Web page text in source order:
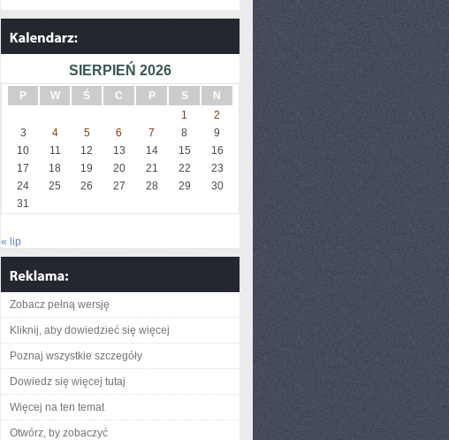
SIERPIEŃ 2026
P W Ś C P S
N
1
2
3
4 5 6 7 8
9
10
11 12 13 14 15
16
17
18 19 20 21 22
23
24
25 26 27 28 29
30
31
« lip
Zobacz pełną wersję
Kliknij, aby dowiedzieć się więcej
Poznaj wszystkie szczegóły
Dowiedz się więcej tutaj
Więcej na ten temat
Otwórz, by zobaczyć